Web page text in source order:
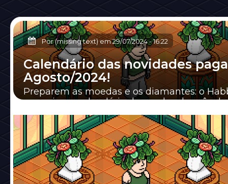
Por (missing text) em29/07/2024-16:22
Calendário das novidades
Agosto/2024!
Preparem as moedas e os diamantes: o
anunciou o calendário de vendas do mês de
do ...